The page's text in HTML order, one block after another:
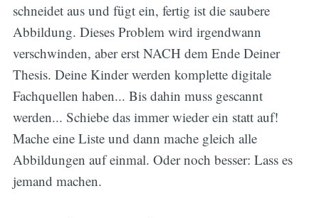
schneidet aus und fügt ein, fertig ist die saubere
Abbildung. Dieses Problem wird irgendwann
verschwinden, aber erst NACH dem Ende Deiner
Thesis. Deine Kinder werden komplette digitale
Fachquellen haben... Bis dahin muss gescannt
werden... Schiebe das immer wieder ein statt auf!
Mache eine Liste und dann mache gleich alle
Abbildungen auf einmal. Oder noch besser: Lass es
jemand machen.